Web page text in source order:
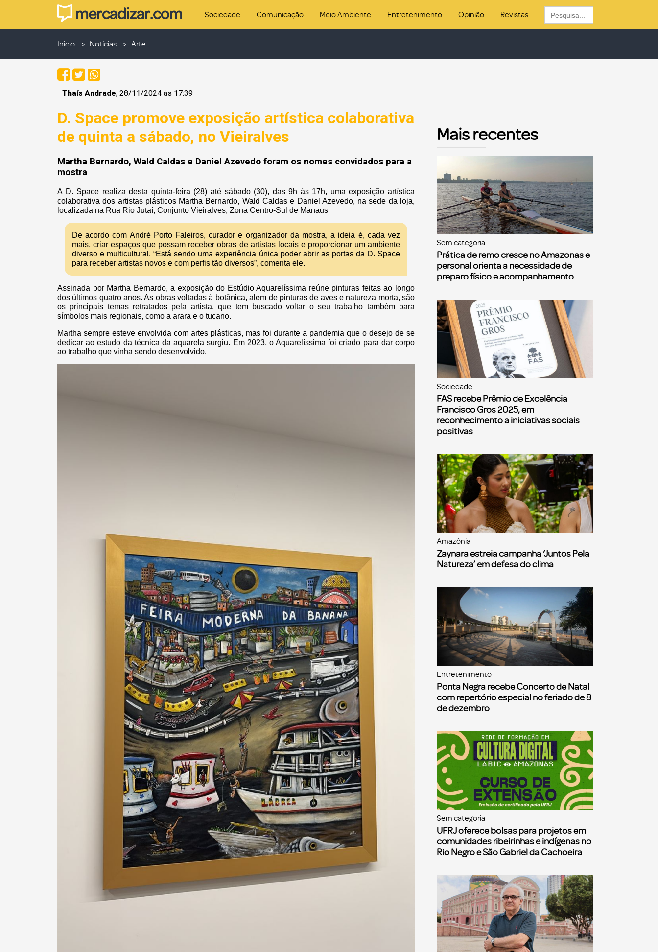
Sociedade Comunicação Meio Ambiente Entretenimento Opinião Revistas
Search
for:
Inicio Notícias Arte
Thaís Andrade; 28/11/2024 às 17:39
D. Space promove exposição artística colaborativa
de quinta a sábado, no Vieiralves
Martha Bernardo, Wald Caldas e Daniel Azevedo foram os nomes convidados para a
mostra
A D. Space realiza desta quinta-feira (28) até sábado (30), das 9h às 17h, uma exposição artística
colaborativa dos artistas plásticos Martha Bernardo, Wald Caldas e Daniel Azevedo, na sede da loja,
localizada na Rua Rio Jutaí, Conjunto Vieiralves, Zona Centro-Sul de Manaus.
De acordo com André Porto Faleiros, curador e organizador da mostra, a ideia é, cada vez
mais, criar espaços que possam receber obras de artistas locais e proporcionar um ambiente
diverso e multicultural. “Está sendo uma experiência única poder abrir as portas da D. Space
para receber artistas novos e com perfis tão diversos”, comenta ele.
Assinada por Martha Bernardo, a exposição do Estúdio Aquarelíssima reúne pinturas feitas ao longo
dos últimos quatro anos. As obras voltadas à botânica, além de pinturas de aves e natureza morta, são
os principais temas retratados pela artista, que tem buscado voltar o seu trabalho também para
símbolos mais regionais, como a arara e o tucano.
Martha sempre esteve envolvida com artes plásticas, mas foi durante a pandemia que o desejo de se
dedicar ao estudo da técnica da aquarela surgiu. Em 2023, o Aquarelíssima foi criado para dar corpo
ao trabalho que vinha sendo desenvolvido.
Mais recentes
Sem categoria
Prática de remo cresce no Amazonas e
personal orienta a necessidade de
preparo físico e acompanhamento
Sociedade
FAS recebe Prêmio de Excelência
Francisco Gros 2025, em
reconhecimento a iniciativas sociais
positivas
Amazônia
Zaynara estreia campanha ‘Juntos Pela
Natureza’ em defesa do clima
Entretenimento
Ponta Negra recebe Concerto de Natal
com repertório especial no feriado de 8
de dezembro
Sem categoria
UFRJ oferece bolsas para projetos em
comunidades ribeirinhas e indígenas no
Rio Negro e São Gabriel da Cachoeira